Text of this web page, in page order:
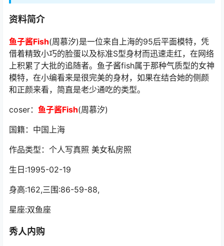
资料简介
鱼子酱Fish(周慕汐)是一位来自上海的95后平面模特，凭
借着精致小巧的脸蛋以及标准S型身材而迅速走红，在网络
上积累了大批的追随者。鱼子酱fish属于那种气质型的女神
模特，在小编看来是很完美的身材，如果在结合她的侧颜
和正颜来看，简直是老少通吃的类型。
coser： 鱼子酱Fish(周慕汐)
国籍：中国上海
作品类型：个人写真照 美女私房照
生日:1995-02-19
身高:162,三围:86-59-88,
星座:双鱼座
秀人内购